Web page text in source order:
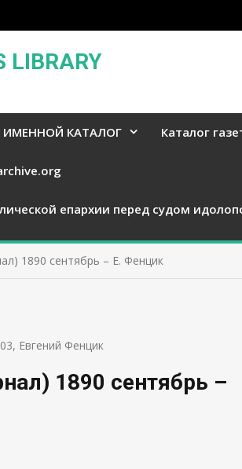
ИМЕННОЙ КАТАЛОГ Каталог
епархии перед судом
1890 сентябрь – Е. Фенцик
, Евгений Фенцик
1890 сентябрь –